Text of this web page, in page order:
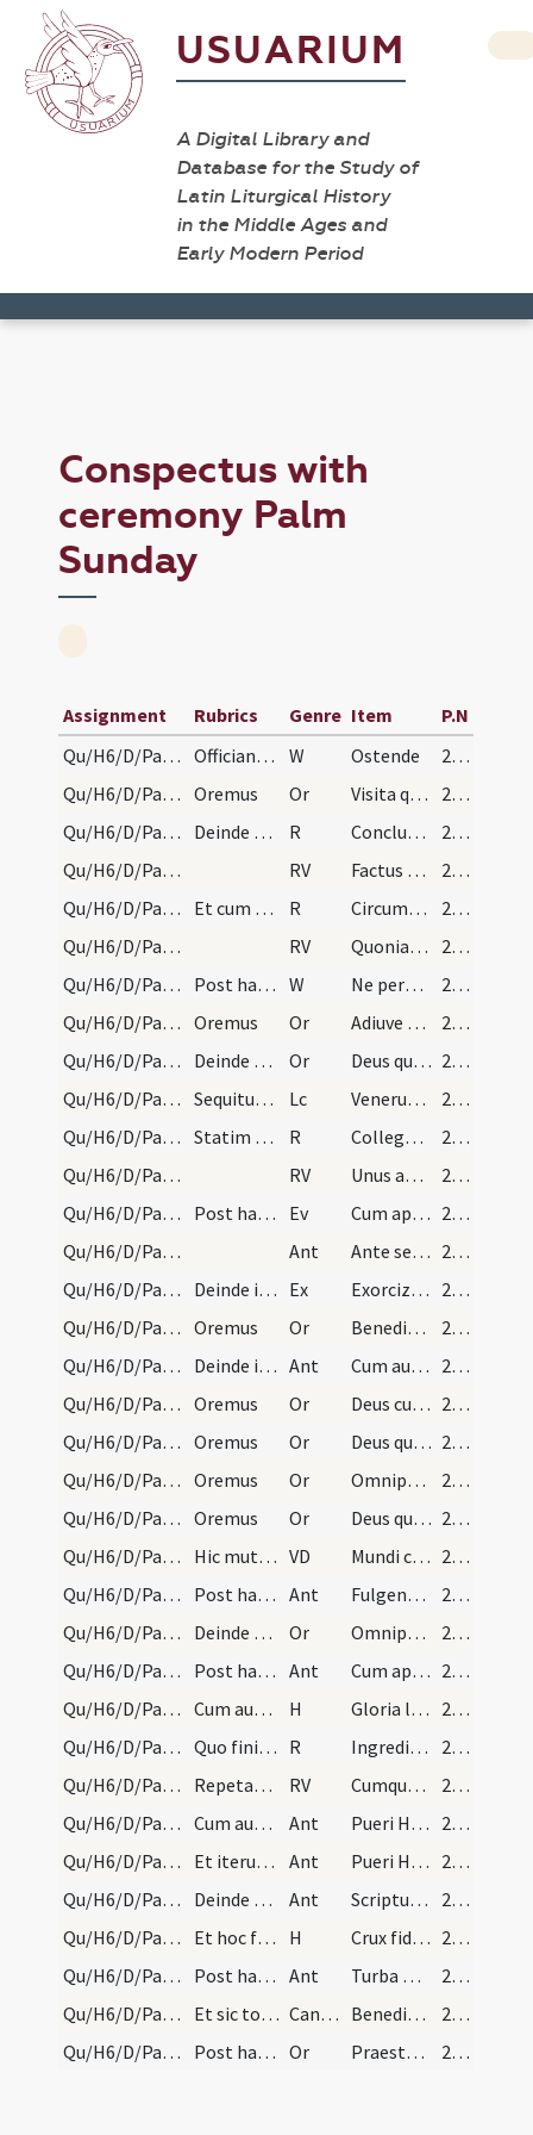
USUARIUM
A Digital Library and
Database for the Study of
Latin Liturgical History
in the Middle Ages and
Early Modern Period
Conspectus with
ceremony Palm
Sunday
Assignment Rubrics Genre Item
P.N
Qu/H6/D/Palm Sunday/1
Officians indutus cappa rubea cum ministris indut… W Ostende
200
Qu/H6/D/Palm Sunday/1
Oremus Or Visita quaesumus Domine plebem tuam et corda sacris dicata mysteriis
200
Qu/H6/D/Palm Sunday/1
Deinde egrediatur processio cantore inchoante res… R Conclusit vias meas
200
Qu/H6/D/Palm Sunday/1
RV Factus sum in derisum
201 (55r)
Qu/H6/D/Palm Sunday/2
Et cum appropinquabit processio ad locum quo tend… R Circumdederunt me viri
201 (55r)
Qu/H6/D/Palm Sunday/2
RV Quoniam tribulatio proxima
201 (55r)
Qu/H6/D/Palm Sunday/2
Post haec finito responsorio competenti voce dica… W Ne perdas cum impiis
202
Qu/H6/D/Palm Sunday/2
Oremus Or Adiuve Domine fragilitatem plebis tuae ut ad votivum
202
Qu/H6/D/Palm Sunday/3
Deinde sequitur officium benedictionis frondium,… Or Deus qui hodierna die ad insinuandum nobis humilitatis exemplum
202
Qu/H6/D/Palm Sunday
Sequitur prophetia de libro Exodi sine titulo. Lc Venerunt filii Israel in Elim
202
Qu/H6/D/Palm Sunday/3
Statim finita prophetia chorarii incipiant respon… R Collegerunt pontifices
203 (56r)
Qu/H6/D/Palm Sunday/3
RV Unus autem ex ipsis
203 (56r)
Qu/H6/D/Palm Sunday
Post haec dicatur sollemniter: Dominus vobiscum.… Ev Cum appropinquasset Iesus Hierosolymis et venisset Bethphage
204 (56v)
Qu/H6/D/Palm Sunday/1
Ant Ante sex dies
204 (56v)
Qu/H6/D/Palm Sunday
Deinde immediate dicatur exorcismus florum et fro… Ex Exorcizo te creatura florum et frondium
205
Qu/H6/D/Palm Sunday/4
Oremus Or Benedic Domine quaesumus hos palmarum et olivarum ramos
205
Qu/H6/D/Palm Sunday/2
Deinde immediate dicatur antiphona: Ant Cum audisset populus
206 (57v)
Qu/H6/D/Palm Sunday/5
Oremus Or Deus cuius Filius pro salute humani generis descendit de caelis
207
Qu/H6/D/Palm Sunday/6
Oremus Or Deus qui per olivae ramum pacem terris
207
Qu/H6/D/Palm Sunday/7
Oremus Or Omnipotens sempiterne Deus qui Dominum nostrum Iesum Christum hodierna die super pullum
207
Qu/H6/D/Palm Sunday/8
Oremus Or Deus qui Filium tuum Unigenitum pro redemptione nostra dignatus es mittere in mundum ... Deus qui dispersa congregas et congregata conservas
207
Qu/H6/D/Palm Sunday
Hic muta vocem ad tonum praefationis dicendo: VD Mundi conditor
208 (58v)
Qu/H6/D/Palm Sunday/3
Post haec officians aspergat ramos aqua benedicta… Ant Fulgentibus palmis
208 (58v)
Qu/H6/D/Palm Sunday/9
Deinde officians dicat orationem: Or Omnipotens sempiterne Deus qui Christi Filii tui beata passione nos reparas
209
Qu/H6/D/Palm Sunday/4
Post haec egrediatur processio incipientibus chor… Ant Cum appropinquaret Dominus Hierosolymam
209
Qu/H6/D/Palm Sunday/1
Cum autem ventum fuerit ad locum opportunum pueri… H Gloria laus
210
Qu/H6/D/Palm Sunday/4
Quo finito chorarii incipiant responsorium sequen… R Ingrediente Domino
212 (60v)
Qu/H6/D/Palm Sunday/4
Repetatur: Ingrediente, sine Gloria Patri. RV Cumque audisset populus
212 (60v)
Qu/H6/D/Palm Sunday/5
Cum autem appropinquabit in processione officians… Ant Pueri Hebraeorum tollentes
212 (60v)
Qu/H6/D/Palm Sunday/6
Et iterum proiiciant pueri aliquod vestimentum si… Ant Pueri Hebraeorum vestimenta
213
Qu/H6/D/Palm Sunday/7
Deinde officians accedat ad crucifixum, et percut… Ant Scriptum est enim percutiam pastorem
213
Qu/H6/D/Palm Sunday/2
Et hoc faciat secundo et tertio, post haec offici… H Crux fidelis
213
Qu/H6/D/Palm Sunday/8
Post haec de chorariis primus incipiat antiphonam… Ant Turba multa quae convenerat
214 (61v)
Qu/H6/D/Palm Sunday
Et sic totum psalmum decantet chorus sine Gloria… CantNT Benedictus Dominus Deus Israel
215
Qu/H6/D/Palm Sunday/10
Post haec dicat officians: Oremus. Or Praesta quaesumus Domine familiae tuae per sacra mysteria peracta corporaliter 215